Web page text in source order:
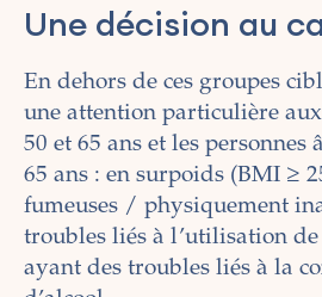
Une décision au
En dehors de ces groupes
une attention particulière
50 et 65 ans et les personnes
65 ans : en surpoids (BMI ≥
fumeuses / physiquement
troubles liés à l’utilisation de
ayant des troubles liés à la